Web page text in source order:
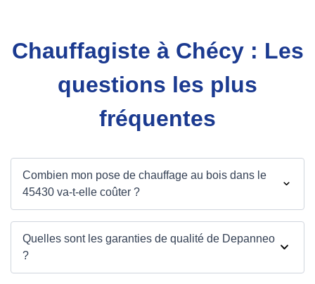
Chauffagiste à Chécy : Les
questions les plus
fréquentes
Combien mon pose de chauffage au bois dans le
45430 va-t-elle coûter ?
Quelles sont les garanties de qualité de Depanneo
?